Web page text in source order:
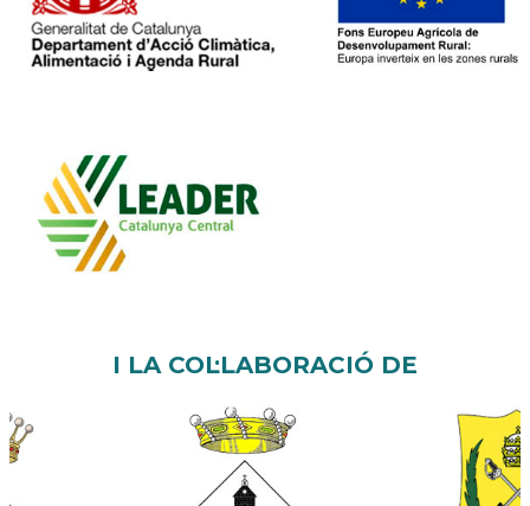
I LA COL·LABORACIÓ DE